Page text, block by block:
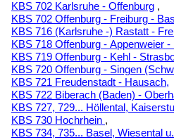
KBS 702 Karlsruhe - Offenburg ,
KBS 702 Offenburg - Freiburg -
KBS 716 (Karlsruhe -) Rastatt -
KBS 718 Offenburg - Appenweier
KBS 719 Offenburg - Kehl -
KBS 720 Offenburg - Singen
KBS 721 Freudenstadt - Hausach,
KBS 722 Biberach (Baden) -
KBS 727, 729... Höllental,
KBS 730 Hochrhein ,
KBS 734, 735... Basel, Wiesental